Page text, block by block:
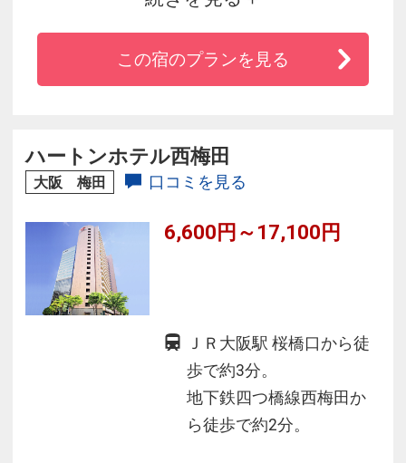
◆阪神「梅田（大阪）駅」から約１２分、阪神
「神戸三宮駅」まで約１８分
◆全室28平米以上
◆全室インターネット接続、ＣＡＴＶシステム
サービス無料
この宿のプランを見る
ハートンホテル西梅田
大阪 梅田 口コミを見る
6,600円～17,100円
ＪＲ大阪駅 桜橋口から徒
歩で約3分。
地下鉄四つ橋線西梅田か
ら徒歩で約2分。